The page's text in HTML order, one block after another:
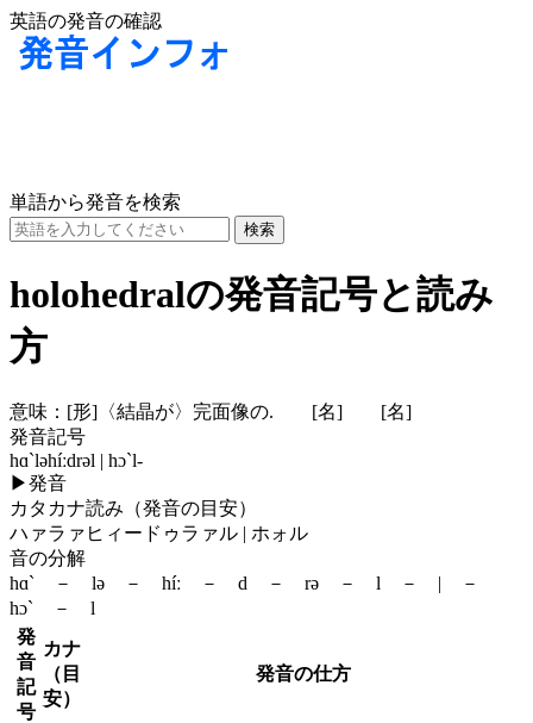
英語の発音の確認
単語から発音を検索
holohedralの発音記号と読み
方
意味： [形] 〈結晶が〉完面像の. [名]
[名]
発音記号
hɑ`ləhíːdrəl | hɔ`l-
▶発音
カタカナ読み（発音の目安）
ハァラァヒィードゥラァル | ホォル
音の分解
hɑ` － lə － híː － d － rə － l － | －
hɔ` － l
発
音
記
号
カナ
（目
安）
発音の仕方